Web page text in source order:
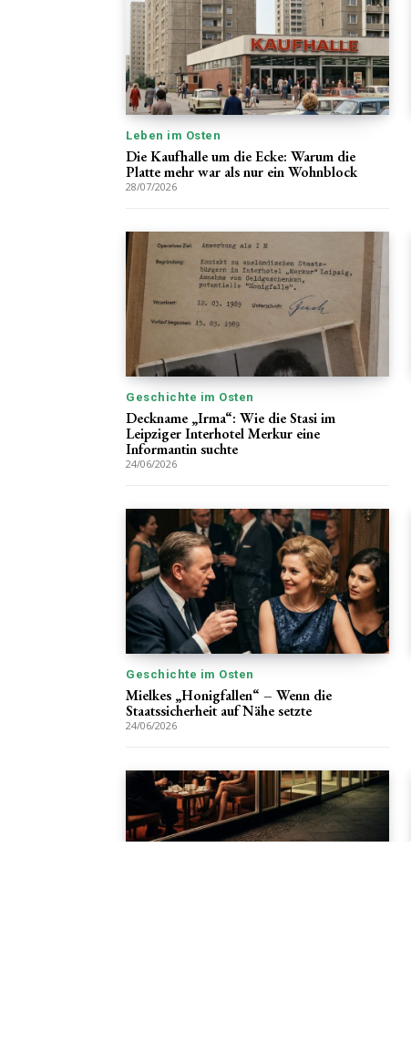
Leben im Osten
Die Kaufhalle um die Ecke: Warum die
Platte mehr war als nur ein Wohnblock
28/07/2026
Geschichte im Osten
Deckname „Irma“: Wie die Stasi im
Leipziger Interhotel Merkur eine
Informantin suchte
24/06/2026
Geschichte im Osten
Mielkes „Honigfallen“ – Wenn die
Staatssicherheit auf Nähe setzte
24/06/2026